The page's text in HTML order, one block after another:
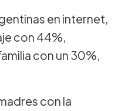
en internet,
con 44%,
con un 30%,
con la